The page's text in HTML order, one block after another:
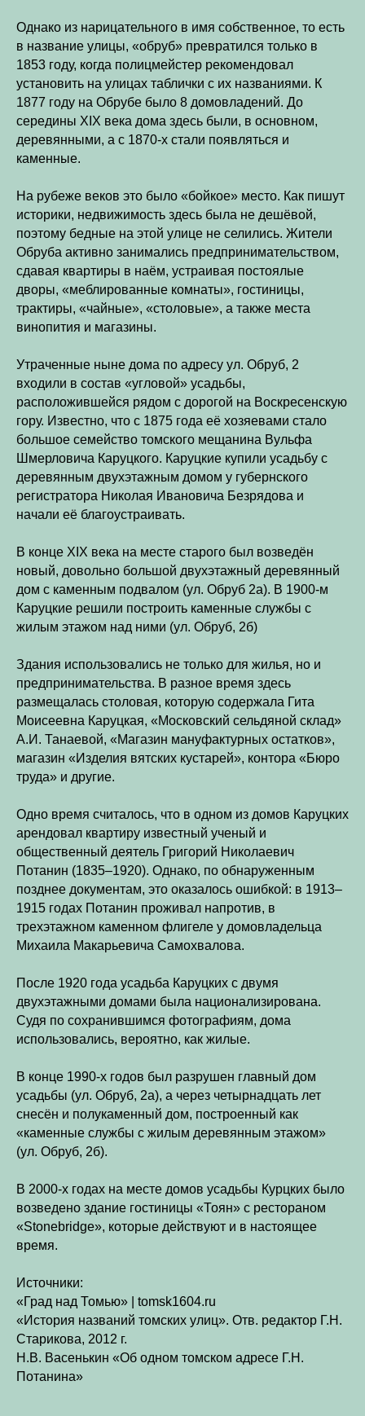
Однако из нарицательного в имя собственное, то есть
в название улицы, «обруб» превратился только в
1853 году, когда полицмейстер рекомендовал
установить на улицах таблички с их названиями. К
1877 году на Обрубе было 8 домовладений. До
середины XIX века дома здесь были, в основном,
деревянными, а с 1870-х стали появляться и
каменные.
На рубеже веков это было «бойкое» место. Как пишут
историки, недвижимость здесь была не дешёвой,
поэтому бедные на этой улице не селились. Жители
Обруба активно занимались предпринимательством,
сдавая квартиры в наём, устраивая постоялые
дворы, «меблированные комнаты», гостиницы,
трактиры, «чайные», «столовые», а также места
винопития и магазины.
Утраченные ныне дома по адресу ул. Обруб, 2
входили в состав «угловой» усадьбы,
расположившейся рядом с дорогой на Воскресенскую
гору. Известно, что с 1875 года её хозяевами стало
большое семейство томского мещанина Вульфа
Шмерловича Каруцкого. Каруцкие купили усадьбу с
деревянным двухэтажным домом у губернского
регистратора Николая Ивановича Безрядова и
начали её благоустраивать.
В конце XIX века на месте старого был возведён
новый, довольно большой двухэтажный деревянный
дом с каменным подвалом (ул. Обруб 2а). В 1900-м
Каруцкие решили построить каменные службы с
жилым этажом над ними (ул. Обруб, 2б)
Здания использовались не только для жилья, но и
предпринимательства. В разное время здесь
размещалась столовая, которую содержала Гита
Моисеевна Каруцкая, «Московский сельдяной склад»
А.И. Танаевой, «Магазин мануфактурных остатков»,
магазин «Изделия вятских кустарей», контора «Бюро
труда» и другие.
Одно время считалось, что в одном из домов Каруцких
арендовал квартиру известный ученый и
общественный деятель Григорий Николаевич
Потанин (1835–1920). Однако, по обнаруженным
позднее документам, это оказалось ошибкой: в 1913–
1915 годах Потанин проживал напротив, в
трехэтажном каменном флигеле у домовладельца
Михаила Макарьевича Самохвалова.
После 1920 года усадьба Каруцких с двумя
двухэтажными домами была национализирована.
Судя по сохранившимся фотографиям, дома
использовались, вероятно, как жилые.
В конце 1990-х годов был разрушен главный дом
усадьбы (ул. Обруб, 2а), а через четырнадцать лет
снесён и полукаменный дом, построенный как
«каменные службы с жилым деревянным этажом»
(ул. Обруб, 2б).
В 2000-х годах на месте домов усадьбы Курцких было
возведено здание гостиницы «Тоян» с рестораном
«Stonebridge», которые действуют и в настоящее
время.
Источники:
«Град над Томью» | tomsk1604.ru
«История названий томских улиц». Отв. редактор Г.Н.
Старикова, 2012 г.
Н.В. Васенькин «Об одном томском адресе Г.Н.
Потанина»